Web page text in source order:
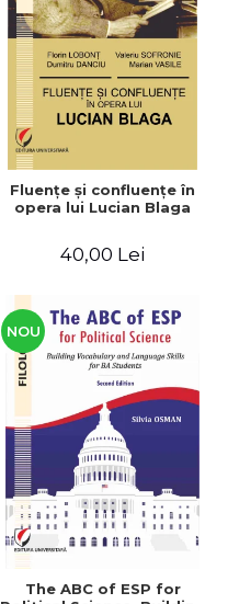
Fluenţe şi confluenţe în
opera lui Lucian Blaga
40,00 Lei
NOU
The ABC of ESP for